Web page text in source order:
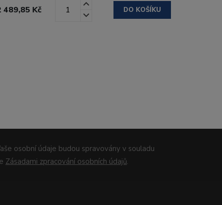
489,85 Kč DO KOŠÍKU
osobní údaje budou spravovány v souladu
Zásadami zpracování osobních údajů.